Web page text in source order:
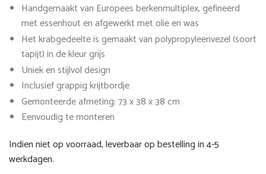
Handgemaakt van Europees berkenmultiplex, gefineerd
met essenhout en afgewerkt met olie en was
Het krabgedeelte is gemaakt van polypropyleenvezel (soort
tapijt) in de kleur grijs
Uniek en stijlvol design
Inclusief grappig krijtbordje
Gemonteerde afmeting: 73 x 38 x 38 cm
Eenvoudig te monteren
Indien niet op voorraad, leverbaar op bestelling in 4-5
werkdagen.